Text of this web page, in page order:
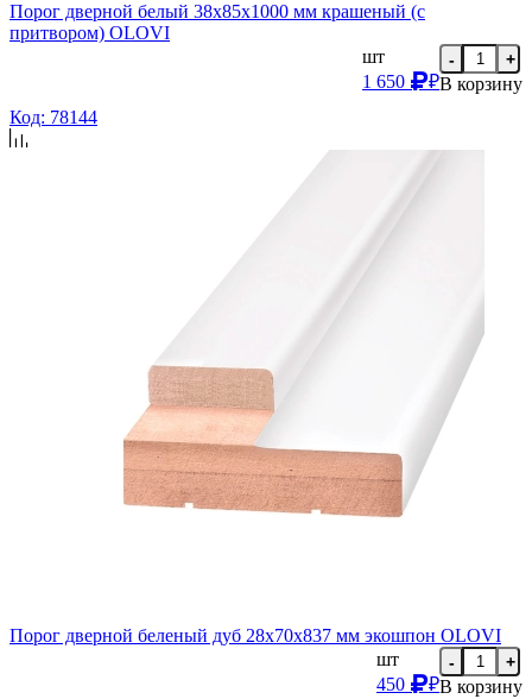
Порог дверной белый 38х85х1000 мм крашеный (с
притвором) OLOVI
шт
1 650
₽
- +
В корзину
Код: 78144
Порог дверной беленый дуб 28х70х837 мм экошпон OLOVI
шт
450
₽
- +
В корзину